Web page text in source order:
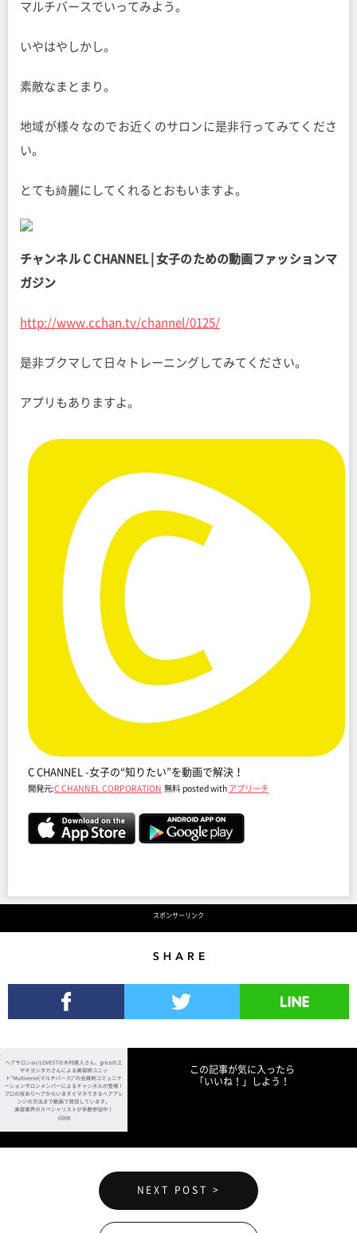
マルチバースでいってみよう。
いやはやしかし。
素敵なまとまり。
地域が様々なのでお近くのサロンに是非行ってみてくださ
い。
とても綺麗にしてくれるとおもいますよ。
チャンネル C CHANNEL | 女子のための動画ファッションマ
ガジン
http://www.cchan.tv/channel/0125/
是非ブクマして日々トレーニングしてみてください。
アプリもありますよ。
C CHANNEL -女子の“知りたい”を動画で解決！
開発元:C CHANNEL CORPORATION 無料 posted with アプリーチ
スポンサーリンク
この記事が気に入ったら
「いいね！」しよう！
NEXT POST >